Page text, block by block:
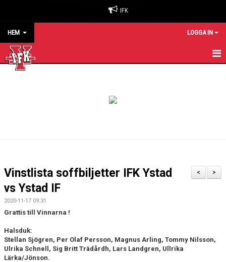
IFK
HEM LOGGA IN
KALENDER
KONTAKT
>
<
Vinstlista soffbiljetter IFK Ystad
vs Ystad IF
2020-11-17 09:31
Grattis till Vinnarna !
Halsduk:
Stellan Sjögren, Per Olaf Persson, Magnus Arling, Tommy Nilsson,
Ulrika Schnell, Sig Britt Trädårdh, Lars Landgren, Ullrika
Lärka/Jönson.